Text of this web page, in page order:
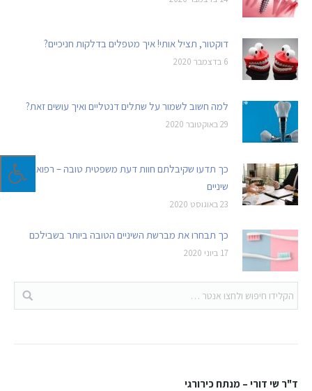
דוקטור, תציל אותי! איך מטפלים בדלקות חניכיים?
6 בדצמבר 2020
למה חשוב לשמור על שתלים דנטליים ואיך עושים זאת?
29 באוקטובר 2020
כך תדעו שקיבלתם חוות דעת משפטית טובה – רפואת
שיניים
23 באוגוסט 2020
כך תבחרו את מברשת השיניים הטובה ביותר בשבילכם
17 ביוני 2020
ד"ר שי דורי – מנתח כירורגי